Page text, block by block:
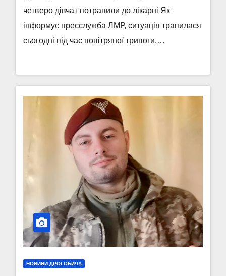
четверо дівчат потрапили до лікарні Як
інформує пресслужба ЛМР, ситуація трапилася
сьогодні під час повітряної тривоги,…
НОВИНИ ДРОГОБИЧА